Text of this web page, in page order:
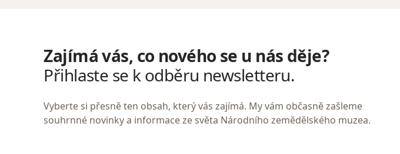
Zajímá vás, co nového se u nás děje?
Přihlaste se k odběru newsletteru.
Vyberte si přesně ten obsah, který vás zajímá. My vám občasně zašleme
souhrnné novinky a informace ze světa Národního zemědělského muzea.